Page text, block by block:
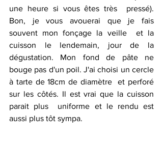
une heure si vous êtes très  pressé).
Bon, je vous avouerai que je fais
souvent mon fonçage la veille  et la
cuisson le lendemain, jour de la
dégustation. Mon fond de pâte ne
bouge pas d'un poil. J'ai choisi un cercle
à tarte de 18cm de diamètre  et perforé
sur les côtés. Il est vrai que la cuisson
parait plus  uniforme et le rendu est
aussi plus tôt sympa.